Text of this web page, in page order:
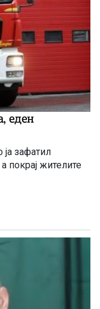
еден
зафатил
покрај жителите